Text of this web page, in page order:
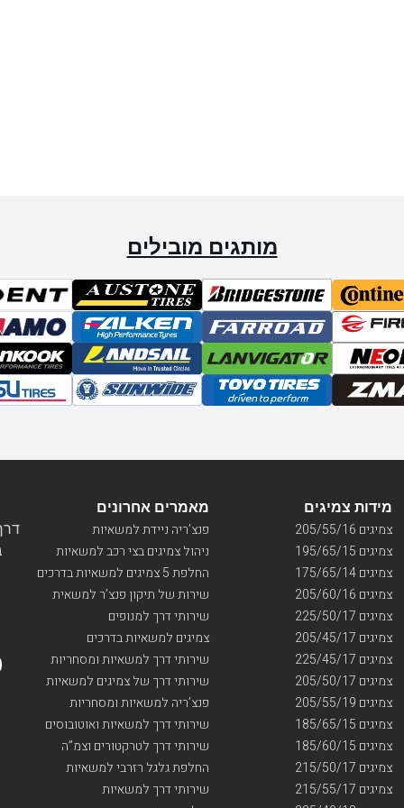
מותגים מובילים
דרך
מאמרים אחרונים
פנצ’ריה ניידת למשאיות
ניהול צמיגים בצי רכב למשאיות
החלפת 5 צמיגים למשאיות בדרכים
שירות של תיקון פנצ’ר למשאית
שירותי דרך למנופים
צמיגים למשאיות בדרכים
שירותי דרך למשאיות ומסחריות
שירותי דרך של צמיגים למשאיות
פנצ’ריה למשאיות ומסחריות
שירותי דרך למשאיות ואוטובוסים
שירותי דרך לטרקטורים וצמ”ה
החלפת גלגל רזרבי למשאיות
שירותי דרך למשאיות
מידות צמיגים
צמיגים 205/55/16
צמיגים 195/65/15
צמיגים 175/65/14
צמיגים 205/60/16
צמיגים 225/50/17
צמיגים 205/45/17
צמיגים 225/45/17
צמיגים 205/50/17
צמיגים 205/55/19
צמיגים 185/65/15
צמיגים 185/60/15
צמיגים 215/50/17
צמיגים 215/55/17